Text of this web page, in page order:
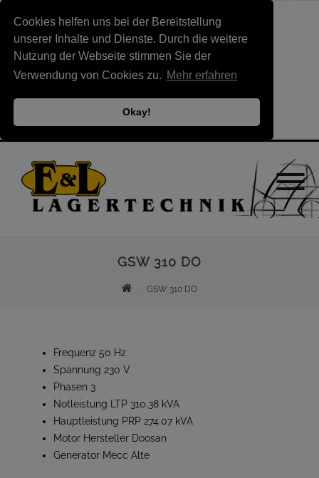
Cookies helfen uns bei der Bereitstellung
unserer Inhalte und Dienste. Durch die weitere
Nutzung der Webseite stimmen Sie der
Verwendung von Cookies zu. Mehr erfahren
Okay!
GSW 310 DO
GSW 310 DO
Frequenz 50 Hz
Spannung 230 V
Phasen 3
Notleistung LTP 310.38 kVA
Hauptleistung PRP 274.07 kVA
Motor Hersteller Doosan
Generator Mecc Alte